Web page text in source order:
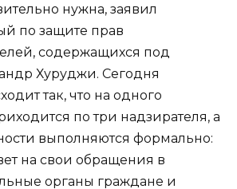
нужна, заявил
по защите прав
содержащихся под
Хуруджи. Сегодня
так, что на одного
по три надзирателя, а
выполняются формально:
на свои обращения в
органы граждане и